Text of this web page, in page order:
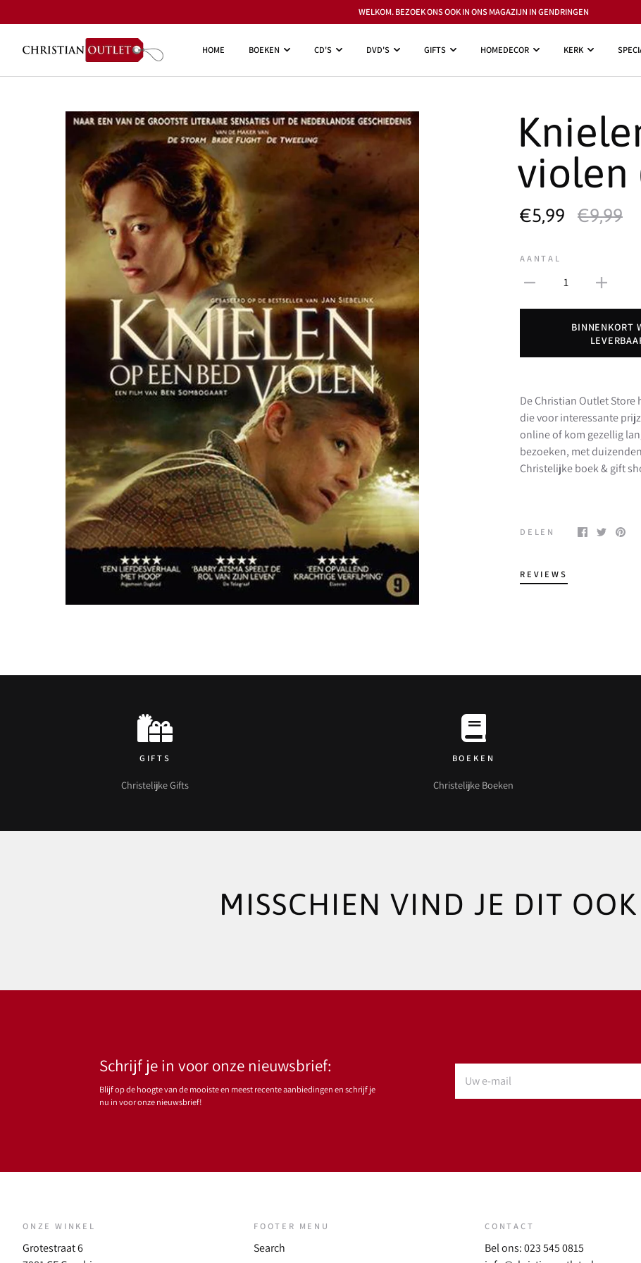
WELKOM. BEZOEK ONS OOK IN ONS MAGAZIJN IN GENDRINGEN
HOME BOEKEN CD'S DVD'S GIFTS HOMEDECOR KERK
violen
€5,99 €9,99
AANTAL
1
BINNENKORT
De Christian Outlet Store
die voor interessante
online of kom gezellig
bezoeken, met
Christelijke boek & gift
DELEN
REVIEWS
GIFTS
Christelijke Gifts
BOEKEN
Christelijke Boeken
MISSCHIEN VIND JE DIT
Schrijf je in voor onze nieuwsbrief:
Blijf op de hoogte van de mooiste en meest recente aanbiedingen en schrijf je
nu in voor onze nieuwsbrief!
ONZE WINKEL
Grotestraat 6
FOOTER MENU
Search
CONTACT
Bel ons: 023 545 0815